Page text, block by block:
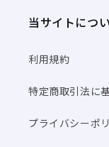
当サイトにつ
利用規約
特定商取引法に
プライバシーポ